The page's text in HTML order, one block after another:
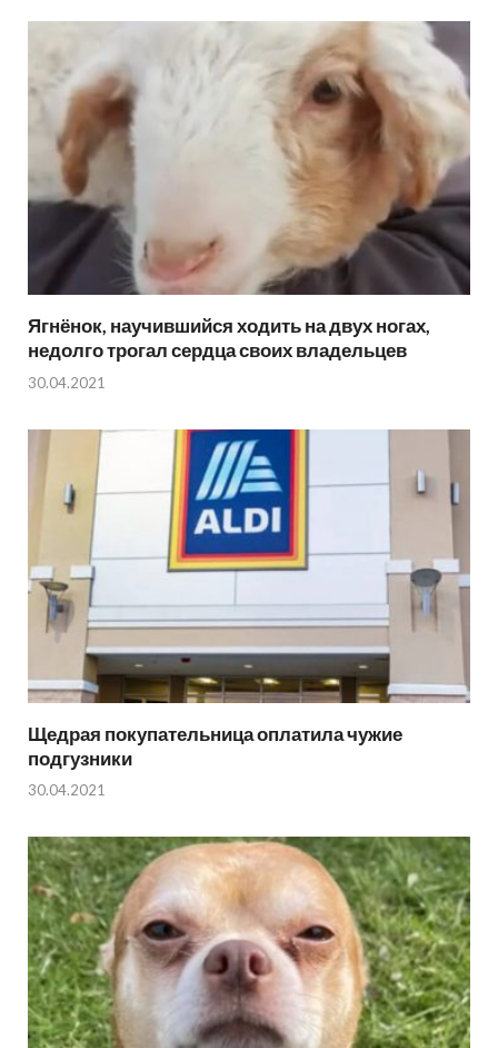
Ягнёнок, научившийся ходить на двух ногах,
недолго трогал сердца своих владельцев
30.04.2021
Щедрая покупательница оплатила чужие
подгузники
30.04.2021